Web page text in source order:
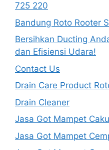
725 220
Bandung Roto Rooter
Bersihkan Ducting
dan Efisiensi Udara!
Contact Us
Drain Care Product
Drain Cleaner
Jasa Got Mampet
Jasa Got Mampet